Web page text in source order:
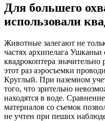
Для большего
использовали
Животные залегают не
частях архипелага Ушканьи
квадрокоптера
этот раз аэросъемки
Круглый. При наземном
того, что зрительно
находятся в воде.
материалов со съемок
не учтен при пеших